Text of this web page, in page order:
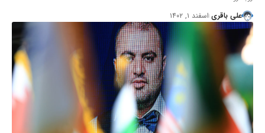
علی باقری اسفند ۱, ۱۴۰۲